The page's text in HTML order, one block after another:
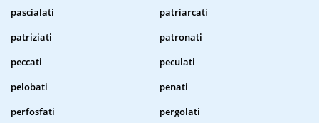
pascialati
patriarcati
patriziati
patronati
peccati
peculati
pelobati
penati
perfosfati
pergolati